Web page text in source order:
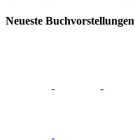
Neueste Buchvorstellungen